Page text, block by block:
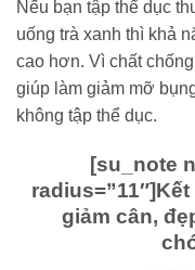
Nếu bạn tập thể dục
uống trà xanh thì khả
cao hơn. Vì chất
giúp làm giảm mỡ
không tập thể dục.
[su_note
radius=”11″]
giảm cân,